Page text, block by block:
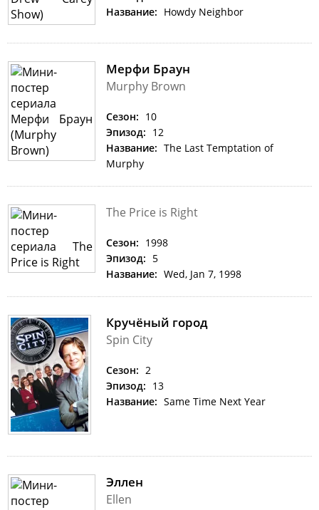
Название: Howdy Neighbor
Мерфи Браун
Murphy Brown
Сезон: 10
Эпизод: 12
Название: The Last Temptation of
Murphy
The Price is Right
Сезон: 1998
Эпизод: 5
Название: Wed, Jan 7, 1998
Кручёный город
Spin City
Сезон: 2
Эпизод: 13
Название: Same Time Next Year
Эллен
Ellen